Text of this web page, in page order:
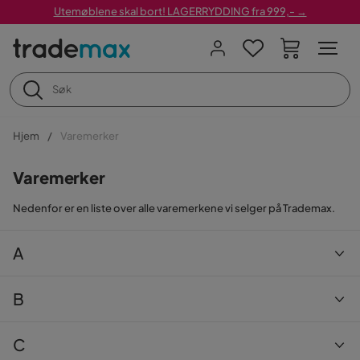
Utemøblene skal bort! LAGERRYDDING fra 999,- →
Hjem Varemerker
Varemerker
Nedenfor er en liste over alle varemerkene vi selger på Trademax.
A
Andrarum
AXI
B
Bark
C